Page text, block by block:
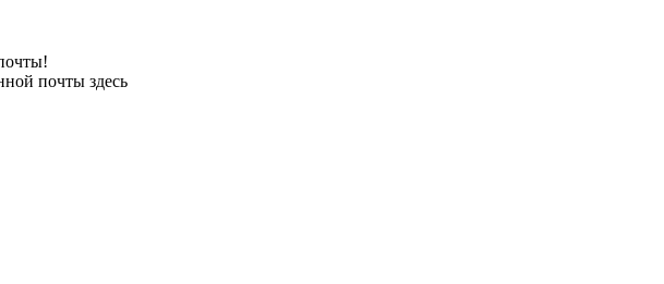
почты здесь